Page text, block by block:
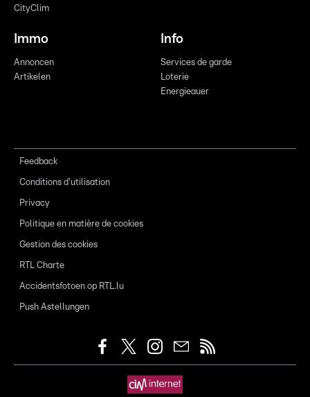
CityClim
Immo
Annoncen
Artikelen
Info
Services de garde
Loterie
Energieauer
Feedback
Conditions d'utilisation
Privacy
Politique en matière de cookies
Gestion des cookies
RTL Charte
Accidentsfotoen op RTL.lu
Push Astellungen